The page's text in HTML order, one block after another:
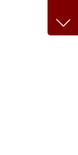
咨